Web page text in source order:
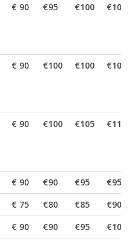
€ 90 €95 €100 €105
€ 90 €100 €100 €105
€ 90 €100 €105 €110
€ 90 €90 €95
€95
€ 75 €80 €85
€90
€ 90 €90 €95
€100